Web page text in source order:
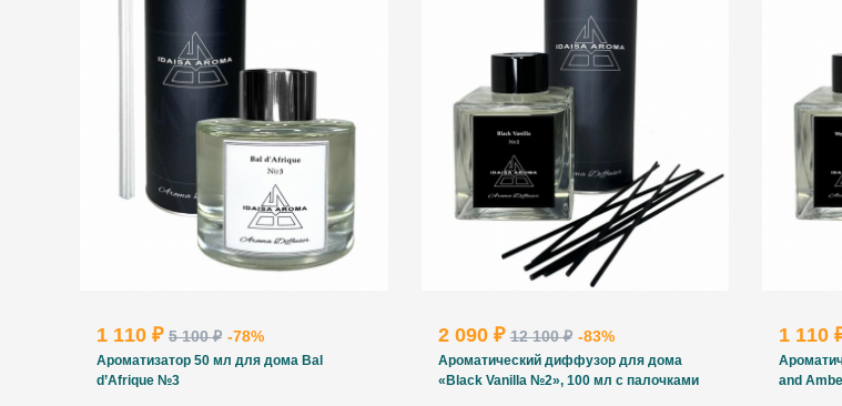
1 110 ₽ 5 100 ₽ -78%
Ароматизатор 50 мл для дома Bal
d’Afrique №3
2 090 ₽12 100 ₽ -83%
Ароматический диффузор для дома
«Black Vanilla №2», 100 мл с палочками
1 110
and